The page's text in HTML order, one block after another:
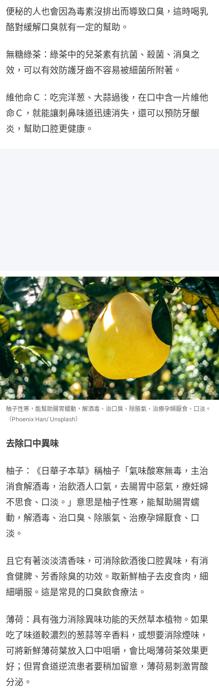
便秘的人也會因為毒素沒排出而導致口臭，這時喝乳
酪對緩解口臭就有一定的幫助。
無糖綠茶：綠茶中的兒茶素有抗菌、殺菌、消臭之
效，可以有效防護牙齒不容易被細菌所附著。
維他命Ｃ：吃完洋葱、大蒜過後，在口中含一片維他
命Ｃ，就能讓刺鼻味道迅速消失，還可以預防牙齦
炎，幫助口腔更健康。
柚子性寒，能幫助腸胃蠕動，解酒毒、治口臭、除脹氣、治療孕婦厭食、口淡。
（Phoenix Han/ Unsplash）
去除口中異味
柚子：《日華子本草》稱柚子「氣味酸寒無毒，主治
消食解酒毒，治飲酒人口氣，去腸胃中惡氣，療妊婦
不思食、口淡。」意思是柚子性寒，能幫助腸胃蠕
動，解酒毒、治口臭、除脹氣、治療孕婦厭食、口
淡。
且它有著淡淡清香味，可消除飲酒後口腔異味，有消
食健脾、芳香除臭的功效。取新鮮柚子去皮食肉，細
細嚼服。這是常見的口臭飲食療法。
薄荷：具有強力消除異味功能的天然草本植物。如果
吃了味道較濃烈的葱蒜等辛香料，或想要消除煙味，
可將新鮮薄荷葉放入口中咀嚼，會比喝薄荷茶效果更
好；但胃食道逆流患者要稍加留意，薄荷易刺激胃酸
分泌。